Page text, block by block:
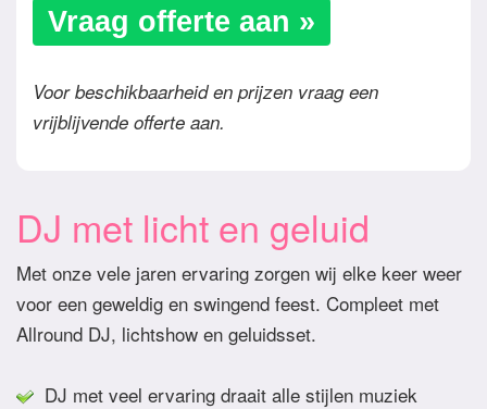
Vraag offerte aan »
Voor beschikbaarheid en prijzen vraag een
vrijblijvende offerte aan.
DJ met licht en geluid
Met onze vele jaren ervaring zorgen wij elke keer weer
voor een geweldig en swingend feest. Compleet met
Allround DJ, lichtshow en geluidsset.
DJ met veel ervaring draait alle stijlen muziek